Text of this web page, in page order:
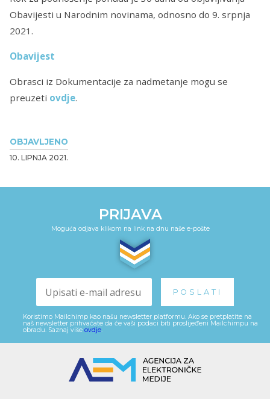
OBJAVLJENO
10. LIPNJA 2021.
Obavijesti u Narodnim novinama, odnosno do ‎9. ‎srpnja
2021‎.
Obavijest
Obrasci iz Dokumentacije za nadmetanje mogu se
preuzeti ovdje.
PRIJAVA
Moguća odjava klikom na link na dnu naše e-pošte
Koristimo Mailchimp kao našu newsletter platformu. Ako se pretplatite na
naš newsletter prihvaćate da će vaši podaci biti proslijeđeni Mailchimpu na
obradu. Saznaj više ovdje.